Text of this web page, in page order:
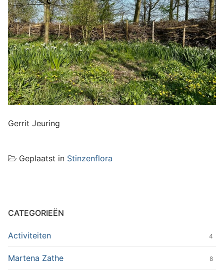
Gerrit Jeuring
Geplaatst in Stinzenflora
CATEGORIEËN
Activiteiten 4
Martena Zathe 8